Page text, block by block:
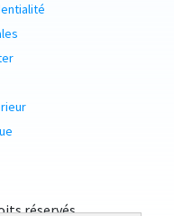
réservés.